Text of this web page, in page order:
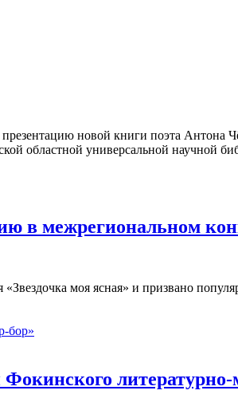
презентацию новой книги поэта Антона
областной универсальной научной
в межрегиональном
моя ясная» и призвано
бор»